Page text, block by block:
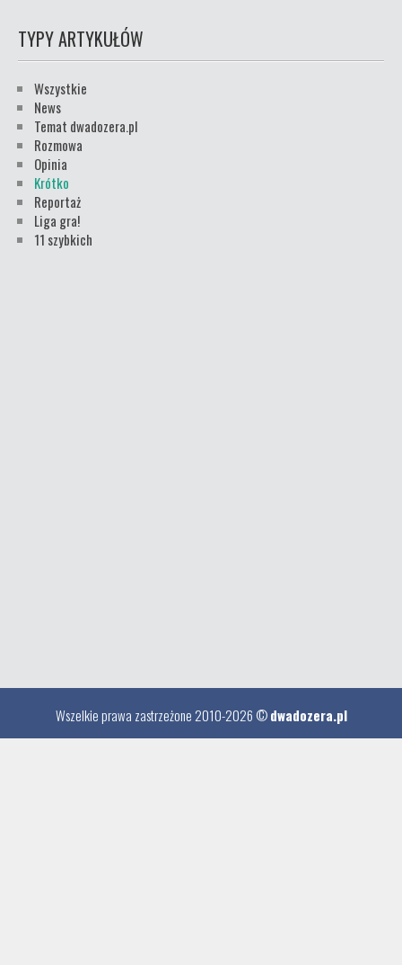
TYPY ARTYKUŁÓW
Wszystkie
News
Temat dwadozera.pl
Rozmowa
Opinia
Krótko
Reportaż
Liga gra!
11 szybkich
Wszelkie prawa zastrzeżone 2010-2026 ©dwadozera.pl